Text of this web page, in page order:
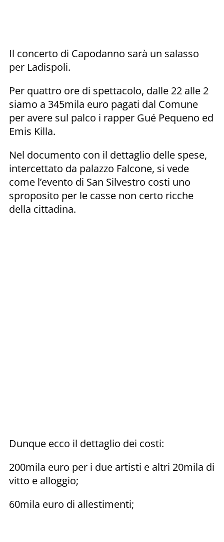
Il concerto di Capodanno sarà un salasso
per Ladispoli.
Per quattro ore di spettacolo, dalle 22 alle 2
siamo a 345mila euro pagati dal Comune
per avere sul palco i rapper Gué Pequeno ed
Emis Killa.
Nel documento con il dettaglio delle spese,
intercettato da palazzo Falcone, si vede
come l’evento di San Silvestro costi uno
sproposito per le casse non certo ricche
della cittadina.
Dunque ecco il dettaglio dei costi:
200mila euro per i due artisti e altri 20mila di
vitto e alloggio;
60mila euro di allestimenti;